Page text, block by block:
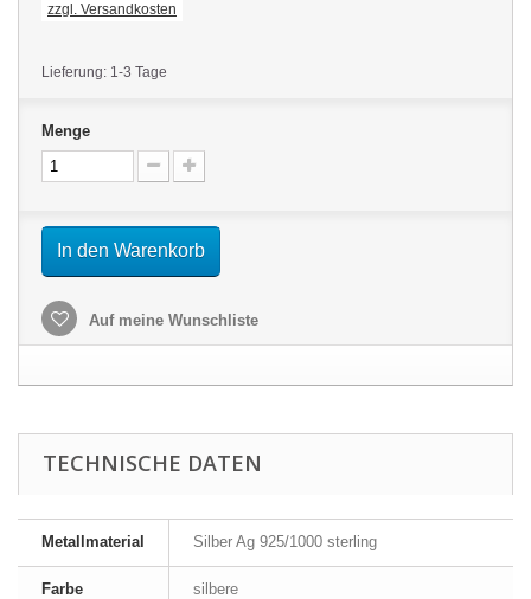
zzgl. Versandkosten
Lieferung: 1-3 Tage
Menge
In den Warenkorb
Auf meine Wunschliste
TECHNISCHE DATEN
Metallmaterial Silber Ag 925/1000 sterling
Farbe silbere